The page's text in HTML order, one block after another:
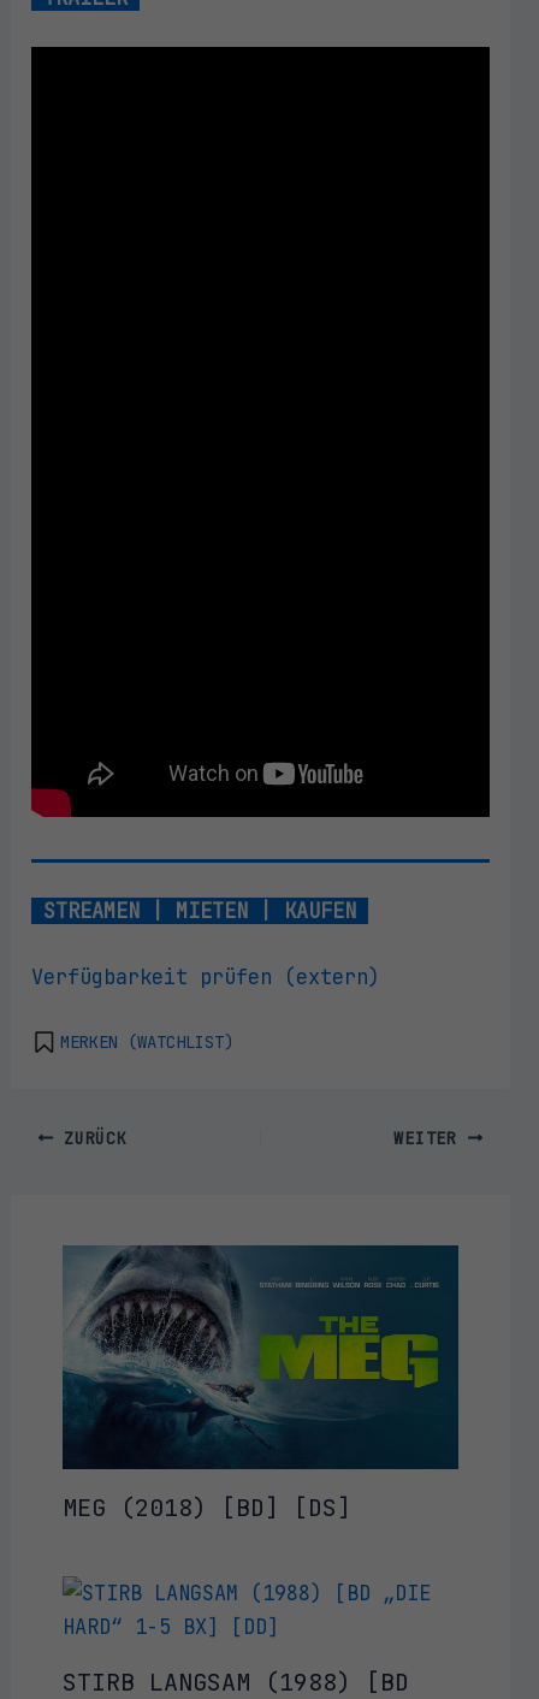
STREAMEN | MIETEN | KAUFEN
Verfügbarkeit prüfen (extern)
MERKEN (WATCHLIST)
ZURÜCK WEITER
MEG (2018) [BD] [DS]
STIRB LANGSAM (1988) [BD